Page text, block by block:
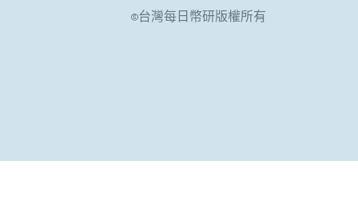
©台灣每日幣研版權所有